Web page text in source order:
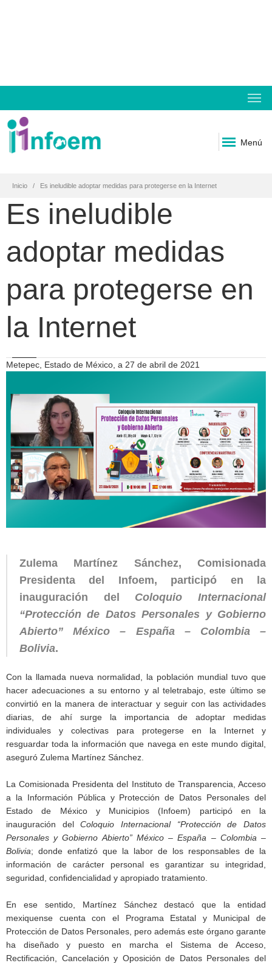
Menú
Inicio Es ineludible adoptar medidas para protegerse en la Internet
Es ineludible
adoptar medidas
para protegerse en
la Internet
Metepec, Estado de México, a 27 de abril de 2021
Zulema Martínez Sánchez, Comisionada
Presidenta del Infoem, participó en la
inauguración del Coloquio Internacional
“Protección de Datos Personales y Gobierno
Abierto” México – España – Colombia –
Bolivia.
Con la llamada nueva normalidad, la población mundial tuvo que
hacer adecuaciones a su entorno y al teletrabajo, este último se
convirtió en la manera de interactuar y seguir con las actividades
diarias, de ahí surge la importancia de adoptar medidas
individuales y colectivas para protegerse en la Internet y
resguardar toda la información que navega en este mundo digital,
aseguró Zulema Martínez Sánchez.
La Comisionada Presidenta del Instituto de Transparencia, Acceso
a la Información Pública y Protección de Datos Personales del
Estado de México y Municipios (Infoem) participó en la
inauguración delColoquio Internacional “Protección de Datos
Personales y Gobierno Abierto” México – España – Colombia –
Bolivia; donde enfatizó que la labor de los responsables de la
información de carácter personal es garantizar su integridad,
seguridad, confidencialidad y apropiado tratamiento.
En ese sentido, Martínez Sánchez destacó que la entidad
mexiquense cuenta con el Programa Estatal y Municipal de
Protección de Datos Personales, pero además este órgano garante
ha diseñado y puesto en marcha el Sistema de Acceso,
Rectificación, Cancelación y Oposición de Datos Personales del